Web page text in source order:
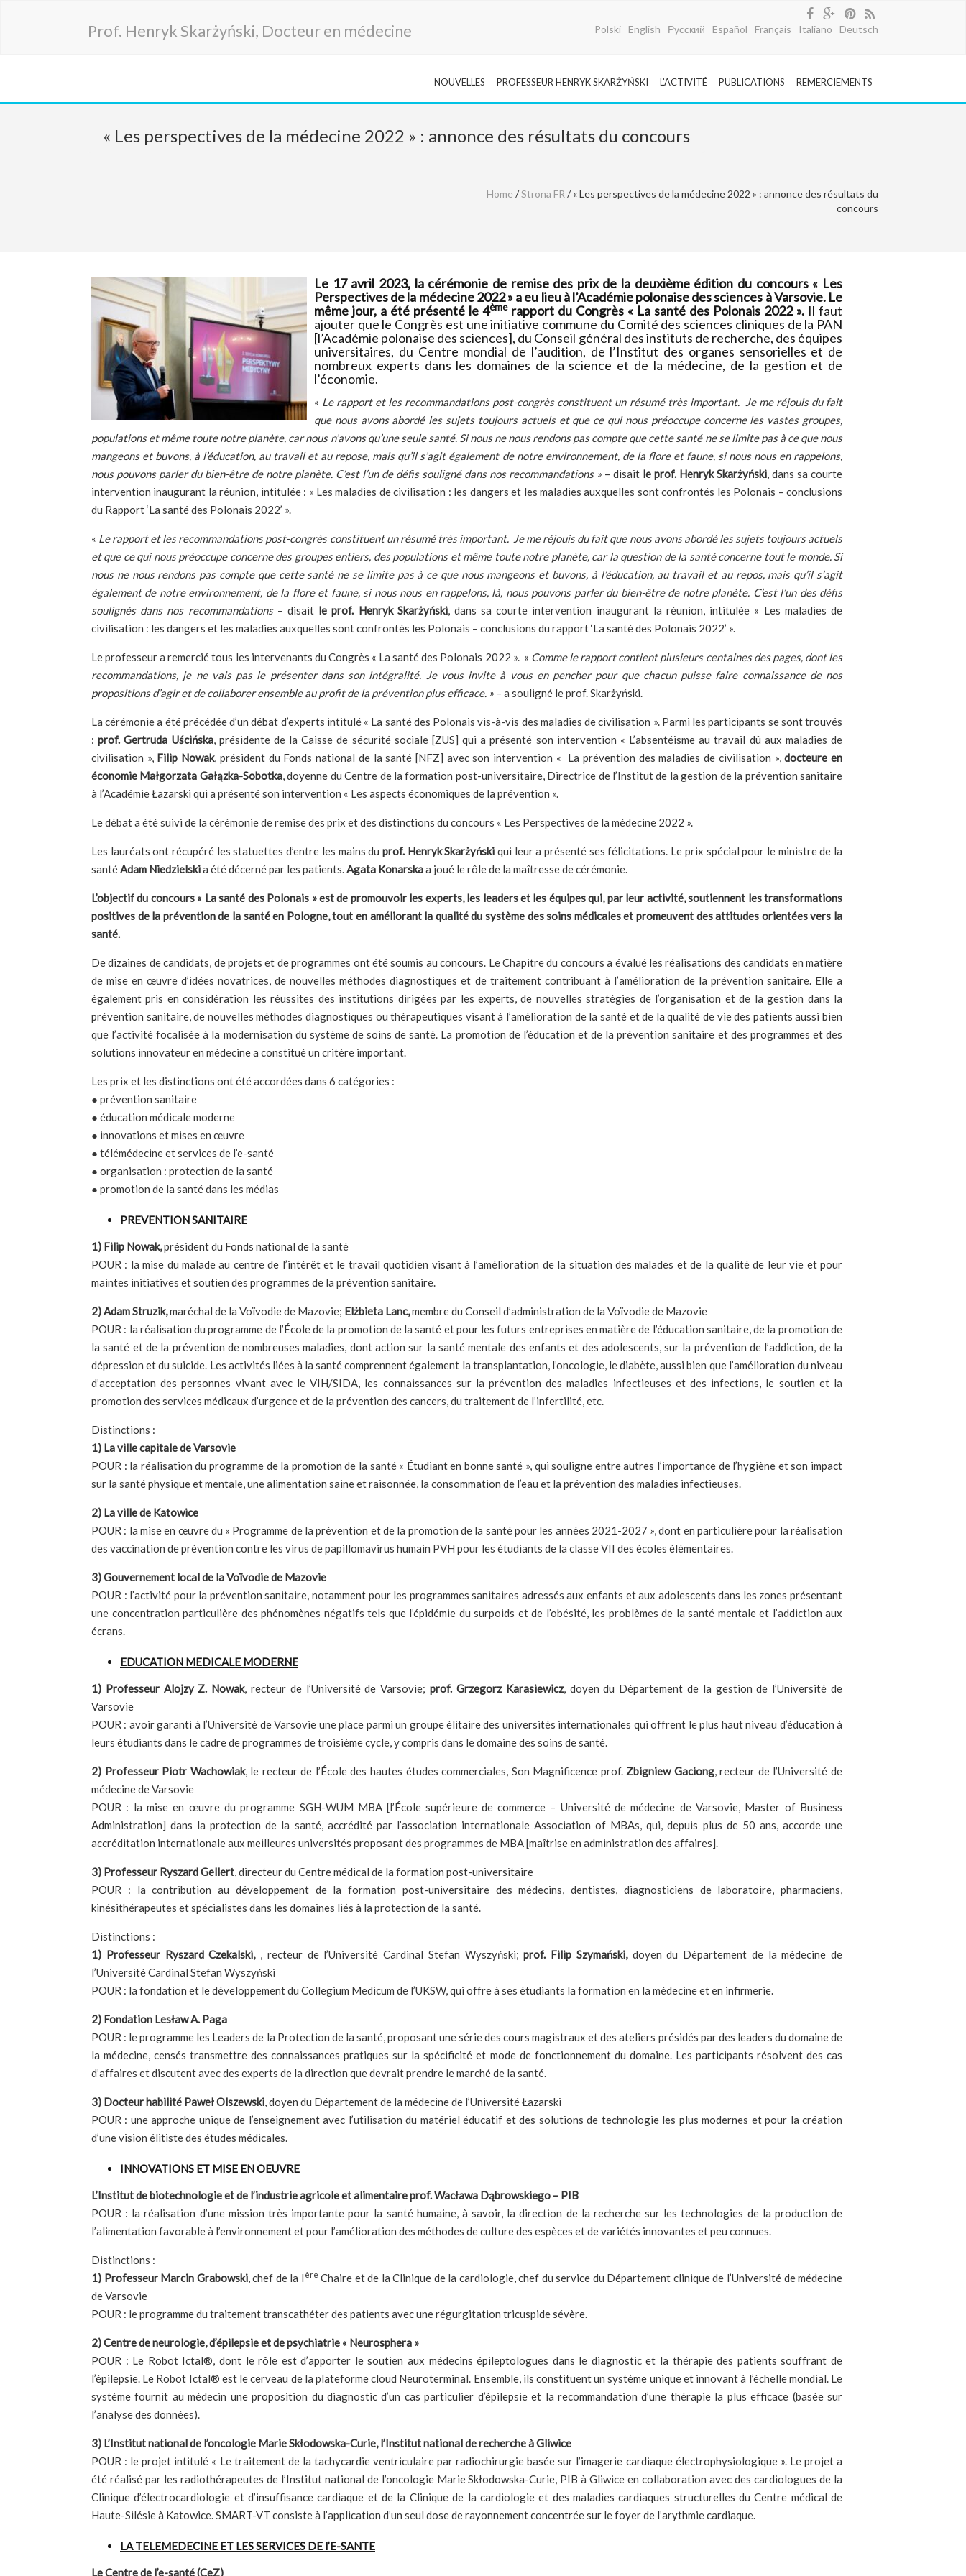
Prof. Henryk Skarżyński, Docteur en médecine Polski English Русский Español Français Italiano Deutsch
NOUVELLES PROFESSEUR HENRYK SKARŻYŃSKI L’ACTIVITÉ PUBLICATIONS REMERCIEMENTS
« Les perspectives de la médecine 2022 » : annonce des résultats du concours
Home /Strona FR / « Les perspectives de la médecine 2022 » : annonce des résultats du
concours
Le 17 avril 2023, la cérémonie de remise des prix de la deuxième édition du concours « Les
Perspectives de la médecine 2022 » a eu lieu à l’Académie polonaise des sciences à Varsovie. Le
même jour, a été présenté le 4èmerapport du Congrès « La santé des Polonais 2022 ». Il faut
ajouter que le Congrès est une initiative commune du Comité des sciences cliniques de la PAN
[l’Académie polonaise des sciences], du Conseil général des instituts de recherche, des équipes
universitaires, du Centre mondial de l’audition, de l’Institut des organes sensorielles et de
nombreux experts dans les domaines de la science et de la médecine, de la gestion et de
l’économie.
« Le rapport et les recommandations post-congrès constituent un résumé très important. Je me réjouis du fait
que nous avons abordé les sujets toujours actuels et que ce qui nous préoccupe concerne les vastes groupes,
populations et même toute notre planète, car nous n’avons qu’une seule santé. Si nous ne nous rendons pas compte que cette santé ne se limite pas à ce que nous
mangeons et buvons, à l’éducation, au travail et au repose, mais qu’il s’agit également de notre environnement, de la flore et faune, si nous nous en rappelons,
nous pouvons parler du bien-être de notre planète. C’est l’un de défis souligné dans nos recommandations » – disait le prof. Henryk Skarżyński, dans sa courte
intervention inaugurant la réunion, intitulée : « Les maladies de civilisation : les dangers et les maladies auxquelles sont confrontés les Polonais – conclusions
du Rapport ‘La santé des Polonais 2022’ ».
« Le rapport et les recommandations post-congrès constituent un résumé très important. Je me réjouis du fait que nous avons abordé les sujets toujours actuels
et que ce qui nous préoccupe concerne des groupes entiers, des populations et même toute notre planète, car la question de la santé concerne tout le monde. Si
nous ne nous rendons pas compte que cette santé ne se limite pas à ce que nous mangeons et buvons, à l’éducation, au travail et au repos, mais qu’il s’agit
également de notre environnement, de la flore et faune, si nous nous en rappelons, là, nous pouvons parler du bien-être de notre planète. C’est l’un des défis
soulignés dans nos recommandations– disait le prof. Henryk Skarżyński, dans sa courte intervention inaugurant la réunion, intitulée « Les maladies de
civilisation : les dangers et les maladies auxquelles sont confrontés les Polonais – conclusions du rapport ‘La santé des Polonais 2022’ ».
Le professeur a remercié tous les intervenants du Congrès « La santé des Polonais 2022 ». « Comme le rapport contient plusieurs centaines des pages, dont les
recommandations, je ne vais pas le présenter dans son intégralité. Je vous invite à vous en pencher pour que chacun puisse faire connaissance de nos
propositions d’agir et de collaborer ensemble au profit de la prévention plus efficace. » – a souligné le prof. Skarżyński.
La cérémonie a été précédée d’un débat d’experts intitulé « La santé des Polonais vis-à-vis des maladies de civilisation ». Parmi les participants se sont trouvés
:prof. Gertruda Uścińska, présidente de la Caisse de sécurité sociale [ZUS] qui a présenté son intervention « L’absentéisme au travail dû aux maladies de
civilisation », Filip Nowak, président du Fonds national de la santé [NFZ] avec son intervention « La prévention des maladies de civilisation »,docteure en
économie Małgorzata Gałązka-Sobotka, doyenne du Centre de la formation post-universitaire, Directrice de l’Institut de la gestion de la prévention sanitaire
à l’Académie Łazarski qui a présenté son intervention « Les aspects économiques de la prévention ».
Le débat a été suivi de la cérémonie de remise des prix et des distinctions du concours « Les Perspectives de la médecine 2022 ».
Les lauréats ont récupéré les statuettes d’entre les mains du prof. Henryk Skarżyński qui leur a présenté ses félicitations. Le prix spécial pour le ministre de la
santéAdam Niedzielskia été décerné par les patients.Agata Konarskaa joué le rôle de la maîtresse de cérémonie.
L’objectif du concours « La santé des Polonais » est de promouvoir les experts, les leaders et les équipes qui, par leur activité, soutiennent les transformations
positives de la prévention de la santé en Pologne, tout en améliorant la qualité du système des soins médicales et promeuvent des attitudes orientées vers la
santé.
De dizaines de candidats, de projets et de programmes ont été soumis au concours. Le Chapitre du concours a évalué les réalisations des candidats en matière
de mise en œuvre d’idées novatrices, de nouvelles méthodes diagnostiques et de traitement contribuant à l’amélioration de la prévention sanitaire. Elle a
également pris en considération les réussites des institutions dirigées par les experts, de nouvelles stratégies de l’organisation et de la gestion dans la
prévention sanitaire, de nouvelles méthodes diagnostiques ou thérapeutiques visant à l’amélioration de la santé et de la qualité de vie des patients aussi bien
que l’activité focalisée à la modernisation du système de soins de santé. La promotion de l’éducation et de la prévention sanitaire et des programmes et des
solutions innovateur en médecine a constitué un critère important.
Les prix et les distinctions ont été accordées dans 6 catégories :
● prévention sanitaire
● éducation médicale moderne
● innovations et mises en œuvre
● télémédecine et services de l’e-santé
● organisation : protection de la santé
● promotion de la santé dans les médias
PREVENTION SANITAIRE
1) Filip Nowak,président du Fonds national de la santé
POUR : la mise du malade au centre de l’intérêt et le travail quotidien visant à l’amélioration de la situation des malades et de la qualité de leur vie et pour
maintes initiatives et soutien des programmes de la prévention sanitaire.
2)Adam Struzik,maréchal de la Voïvodie de Mazovie; Elżbieta Lanc,membre du Conseil d’administration de la Voïvodie de Mazovie
POUR : la réalisation du programme de l’École de la promotion de la santé et pour les futurs entreprises en matière de l’éducation sanitaire, de la promotion de
la santé et de la prévention de nombreuses maladies, dont action sur la santé mentale des enfants et des adolescents, sur la prévention de l’addiction, de la
dépression et du suicide. Les activités liées à la santé comprennent également la transplantation, l’oncologie, le diabète, aussi bien que l’amélioration du niveau
d’acceptation des personnes vivant avec le VIH/SIDA, les connaissances sur la prévention des maladies infectieuses et des infections, le soutien et la
promotion des services médicaux d’urgence et de la prévention des cancers, du traitement de l’infertilité, etc.
Distinctions :
1) La ville capitale de Varsovie
POUR : la réalisation du programme de la promotion de la santé « Étudiant en bonne santé », qui souligne entre autres l’importance de l’hygiène et son impact
sur la santé physique et mentale, une alimentation saine et raisonnée, la consommation de l’eau et la prévention des maladies infectieuses.
2) La ville de Katowice
POUR : la mise en œuvre du « Programme de la prévention et de la promotion de la santé pour les années 2021-2027 », dont en particulière pour la réalisation
des vaccination de prévention contre les virus de papillomavirus humain PVH pour les étudiants de la classe VII des écoles élémentaires.
3) Gouvernement local de la Voïvodie de Mazovie
POUR : l’activité pour la prévention sanitaire, notamment pour les programmes sanitaires adressés aux enfants et aux adolescents dans les zones présentant
une concentration particulière des phénomènes négatifs tels que l’épidémie du surpoids et de l’obésité, les problèmes de la santé mentale et l’addiction aux
écrans.
EDUCATION MEDICALE MODERNE
1) Professeur Alojzy Z. Nowak, recteur de l’Université de Varsovie;prof. Grzegorz Karasiewicz, doyen du Département de la gestion de l’Université de
Varsovie
POUR : avoir garanti à l’Université de Varsovie une place parmi un groupe élitaire des universités internationales qui offrent le plus haut niveau d’éducation à
leurs étudiants dans le cadre de programmes de troisième cycle, y compris dans le domaine des soins de santé.
2) Professeur Piotr Wachowiak, le recteur de l’École des hautes études commerciales, Son Magnificence prof.Zbigniew Gaciong, recteur de l’Université de
médecine de Varsovie
POUR : la mise en œuvre du programme SGH-WUM MBA [l’École supérieure de commerce – Université de médecine de Varsovie, Master of Business
Administration] dans la protection de la santé, accrédité par l’association internationale Association of MBAs, qui, depuis plus de 50 ans, accorde une
accréditation internationale aux meilleures universités proposant des programmes de MBA [maîtrise en administration des affaires].
3) Professeur Ryszard Gellert, directeur du Centre médical de la formation post-universitaire
POUR : la contribution au développement de la formation post-universitaire des médecins, dentistes, diagnosticiens de laboratoire, pharmaciens,
kinésithérapeutes et spécialistes dans les domaines liés à la protection de la santé.
Distinctions :
1) Professeur Ryszard Czekalski, , recteur de l’Université Cardinal Stefan Wyszyński;prof. Filip Szymański,doyen du Département de la médecine de
l’Université Cardinal Stefan Wyszyński
POUR : la fondation et le développement du Collegium Medicum de l’UKSW, qui offre à ses étudiants la formation en la médecine et en infirmerie.
2) Fondation Lesław A. Paga
POUR : le programme les Leaders de la Protection de la santé, proposant une série des cours magistraux et des ateliers présidés par des leaders du domaine de
la médecine, censés transmettre des connaissances pratiques sur la spécificité et mode de fonctionnement du domaine. Les participants résolvent des cas
d’affaires et discutent avec des experts de la direction que devrait prendre le marché de la santé.
3) Docteur habilité Paweł Olszewski, doyen du Département de la médecine de l’Université Łazarski
POUR : une approche unique de l’enseignement avec l’utilisation du matériel éducatif et des solutions de technologie les plus modernes et pour la création
d’une vision élitiste des études médicales.
INNOVATIONS ET MISE EN OEUVRE
L’Institut de biotechnologie et de l’industrie agricole et alimentaire prof. Wacława Dąbrowskiego – PIB
POUR : la réalisation d’une mission très importante pour la santé humaine, à savoir, la direction de la recherche sur les technologies de la production de
l’alimentation favorable à l’environnement et pour l’amélioration des méthodes de culture des espèces et de variétés innovantes et peu connues.
Distinctions :
1) Professeur Marcin Grabowski, chef de la I ère Chaire et de la Clinique de la cardiologie, chef du service du Département clinique de l’Université de médecine
de Varsovie
POUR : le programme du traitement transcathéter des patients avec une régurgitation tricuspide sévère.
2) Centre de neurologie, d’épilepsie et de psychiatrie « Neurosphera »
POUR : Le Robot Ictal®, dont le rôle est d’apporter le soutien aux médecins épileptologues dans le diagnostic et la thérapie des patients souffrant de
l’épilepsie. Le Robot Ictal® est le cerveau de la plateforme cloud Neuroterminal. Ensemble, ils constituent un système unique et innovant à l’échelle mondial. Le
système fournit au médecin une proposition du diagnostic d’un cas particulier d’épilepsie et la recommandation d’une thérapie la plus efficace (basée sur
l’analyse des données).
3) L’Institut national de l’oncologie Marie Skłodowska-Curie, l’Institut national de recherche à Gliwice
POUR : le projet intitulé « Le traitement de la tachycardie ventriculaire par radiochirurgie basée sur l’imagerie cardiaque électrophysiologique ». Le projet a
été réalisé par les radiothérapeutes de l’Institut national de l’oncologie Marie Skłodowska-Curie, PIB à Gliwice en collaboration avec des cardiologues de la
Clinique d’électrocardiologie et d’insuffisance cardiaque et de la Clinique de la cardiologie et des maladies cardiaques structurelles du Centre médical de
Haute-Silésie à Katowice. SMART-VT consiste à l’application d’un seul dose de rayonnement concentrée sur le foyer de l’arythmie cardiaque.
LA TELEMEDECINE ET LES SERVICES DE l’E-SANTE
Le Centre de l’e-santé (CeZ)